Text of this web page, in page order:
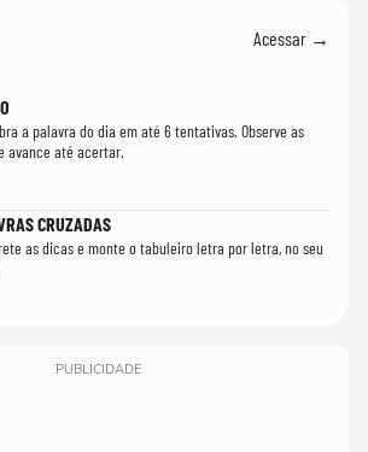
Acessar →
a palavra do dia em até 6 tentativas. Observe as
avance até acertar.
CRUZADAS
as dicas e monte o tabuleiro letra por letra, no seu
PUBLICIDADE